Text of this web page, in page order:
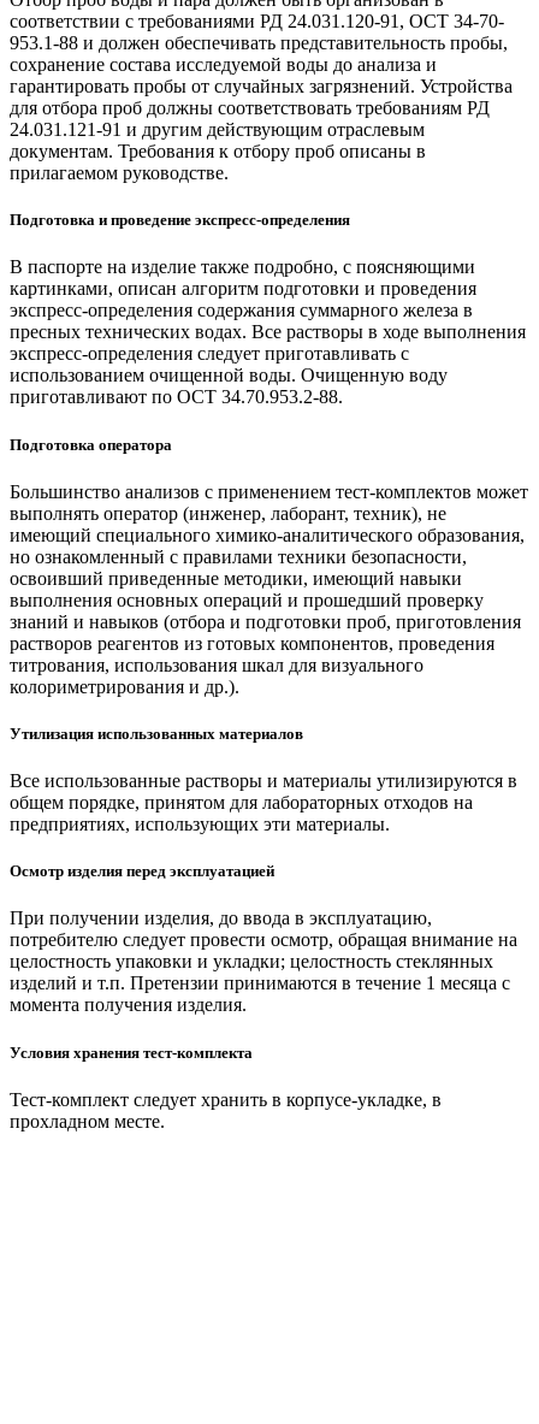
соответствии с требованиями РД 24.031.120-91, ОСТ 34-70-
953.1-88 и должен обеспечивать представительность пробы,
сохранение состава исследуемой воды до анализа и
гарантировать пробы от случайных загрязнений. Устройства
для отбора проб должны соответствовать требованиям РД
24.031.121-91 и другим действующим отраслевым
документам. Требования к отбору проб описаны в
прилагаемом руководстве.
Подготовка и проведение экспресс-определения
В паспорте на изделие также подробно, с поясняющими
картинками, описан алгоритм подготовки и проведения
экспресс-определения содержания суммарного железа в
пресных технических водах. Все растворы в ходе выполнения
экспресс-определения следует приготавливать с
использованием очищенной воды. Очищенную воду
приготавливают по ОСТ 34.70.953.2-88.
Подготовка оператора
Большинство анализов с применением тест-комплектов может
выполнять оператор (инженер, лаборант, техник), не
имеющий специального химико-аналитического образования,
но ознакомленный с правилами техники безопасности,
освоивший приведенные методики, имеющий навыки
выполнения основных операций и прошедший проверку
знаний и навыков (отбора и подготовки проб, приготовления
растворов реагентов из готовых компонентов, проведения
титрования, использования шкал для визуального
колориметрирования и др.).
Утилизация использованных материалов
Все использованные растворы и материалы утилизируются в
общем порядке, принятом для лабораторных отходов на
предприятиях, использующих эти материалы.
Осмотр изделия перед эксплуатацией
При получении изделия, до ввода в эксплуатацию,
потребителю следует провести осмотр, обращая внимание на
целостность упаковки и укладки; целостность стеклянных
изделий и т.п. Претензии принимаются в течение 1 месяца с
момента получения изделия.
Условия хранения тест-комплекта
Тест-комплект следует хранить в корпусе-укладке, в
прохладном месте.